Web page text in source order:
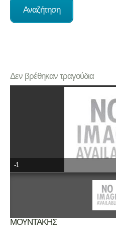
Δεν βρέθηκαν τραγούδια
-1
ΜΟΥΝΤΑΚΗΣ